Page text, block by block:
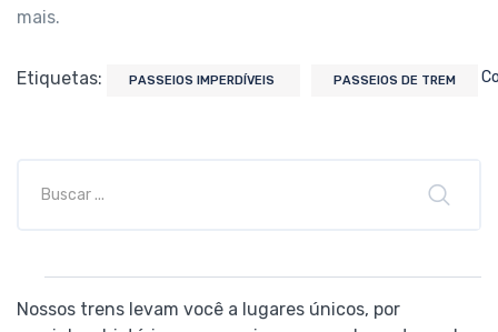
mais.
Etiquetas: PASSEIOS IMPERDÍVEIS PASSEIOS DE TREM
Nossos trens levam você a lugares únicos, por